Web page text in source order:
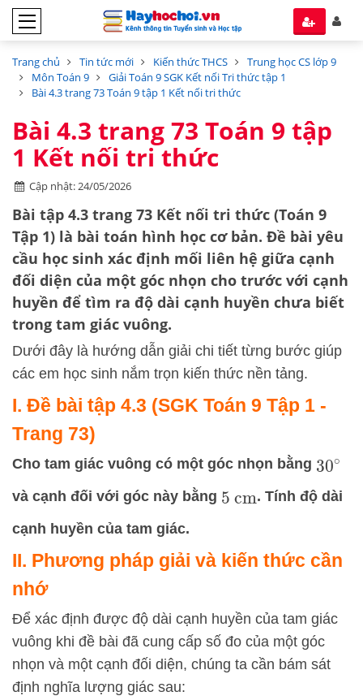
Trang chủ Tin tức mới Kiến thức THCS
Trung học CS lớp 9
Môn Toán 9
Giải Toán 9 SGK Kết nối Tri thức tập 1
Bài 4.3 trang 73 Toán 9 tập 1 Kết nối tri thức
Bài 4.3 trang 73 Toán 9 tập
1 Kết nối tri thức
Cập nhật: 24/05/2026
Bài tập 4.3 trang 73 Kết nối tri thức (Toán 9
Tập 1) là bài toán hình học cơ bản. Đề bài yêu
cầu học sinh xác định mối liên hệ giữa cạnh
đối diện của một góc nhọn cho trước với cạnh
huyền để tìm ra độ dài cạnh huyền chưa biết
trong tam giác vuông.
Dưới đây là hướng dẫn giải chi tiết từng bước giúp
các em học sinh nắm trọn kiến thức nền tảng.
I. Đề bài tập 4.3 (SGK Toán 9 Tập 1 -
Trang 73)
Cho tam giác vuông có một góc nhọn bằng 30∘
và cạnh đối với góc này bằng 5 cm. Tính độ dài
cạnh huyền của tam giác.
II. Phương pháp giải và kiến thức cần
nhớ
Để xác định được độ dài cạnh huyền của tam giác
vuông khi đề bài đã cung cấp số đo của một góc
nhọn và một cạnh đối diện, chúng ta cần bám sát
định nghĩa lượng giác sau: